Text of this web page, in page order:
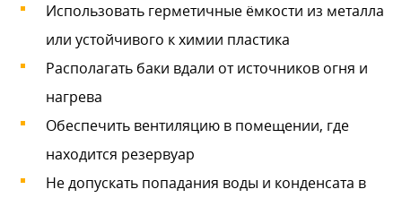
Использовать герметичные ёмкости из металла
или устойчивого к химии пластика
Располагать баки вдали от источников огня и
нагрева
Обеспечить вентиляцию в помещении, где
находится резервуар
Не допускать попадания воды и конденсата в